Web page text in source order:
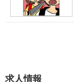
求人情報